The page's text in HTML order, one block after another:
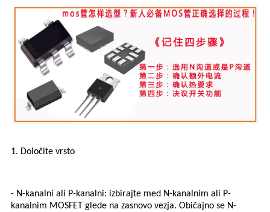
1. Določite vrsto
- N-kanalni ali P-kanalni: izbirajte med N-kanalnim ali P-
kanalnim MOSFET glede na zasnovo vezja. Običajno se N-